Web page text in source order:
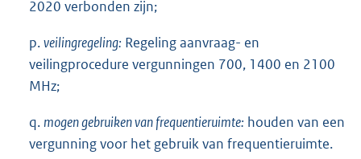
2020 verbonden zijn;
p.veilingregeling: Regeling aanvraag- en
veilingprocedure vergunningen 700, 1400 en 2100
MHz;
q. mogen gebruiken van frequentieruimte: houden van een
vergunning voor het gebruik van frequentieruimte.